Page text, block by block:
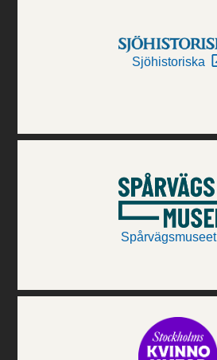
Sjöhistoriska
Spårvägsmuseet